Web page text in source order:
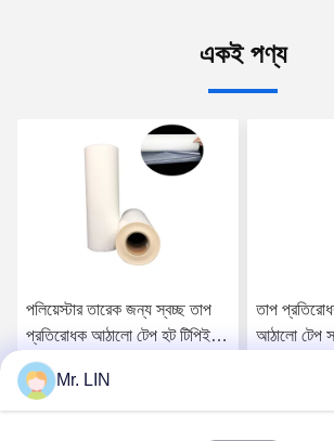
একই পণ্য
পলিয়েস্টার তারেক জন্য স্বচ্ছ তাপ
প্রতিরোধক আঠালো টেপ হট টিপিইউ
ফিল্ম 48 সেন্টিমিটার
সেরা মূল্য পান
তাপ
আঠালো টেপ
Mr. LIN